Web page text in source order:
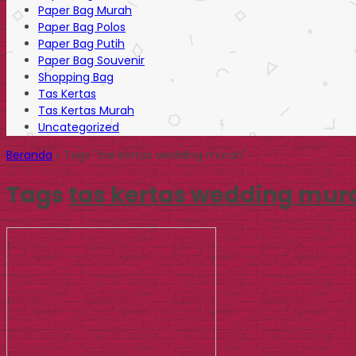
Paper Bag Murah
Paper Bag Polos
Paper Bag Putih
Paper Bag Souvenir
Shopping Bag
Tas Kertas
Tas Kertas Murah
Uncategorized
Beranda»Tags "tas kertas wedding murah"
Tagstas kertas wedding